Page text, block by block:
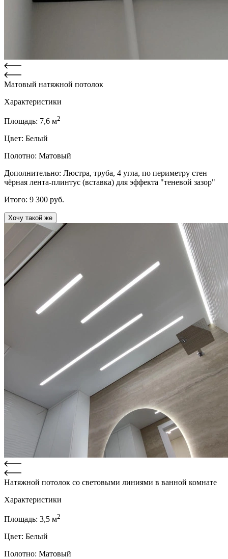
Матовый натяжной потолок
Характеристики
Площадь: 7,6 м2
Цвет: Белый
Полотно: Матовый
Дополнительно: Люстра, труба, 4 угла, по периметру стен
чёрная лента-плинтус (вставка) для эффекта "теневой зазор"
Итого: 9 300 руб.
Хочу такой же
Натяжной потолок со световыми линиями в ванной комнате
Характеристики
Площадь: 3,5 м2
Цвет: Белый
Полотно: Матовый